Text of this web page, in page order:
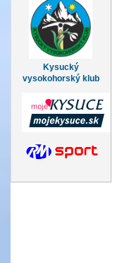
Kysucký
vysokohorský klub